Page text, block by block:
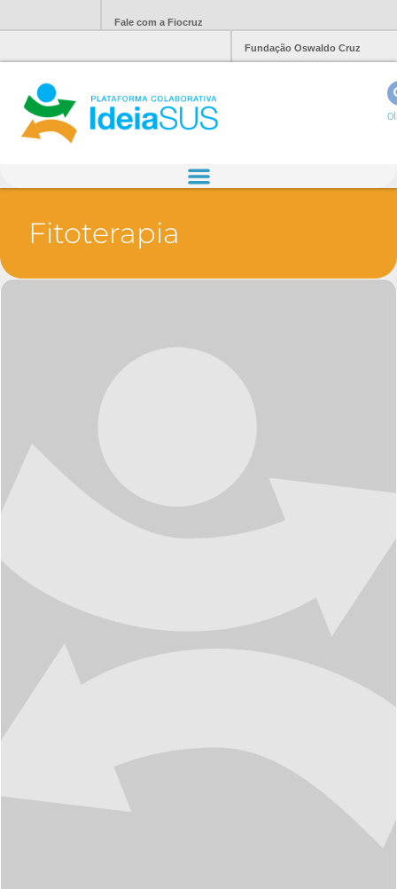
Fale com a Fiocruz
Fundação Oswaldo Cruz
Fitoterapia